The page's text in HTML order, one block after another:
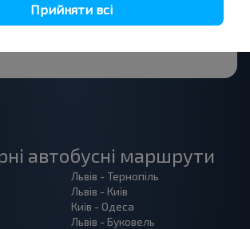
Підписатися
автобусні маршрути
Львів - Тернопіль
Львів - Київ
Київ - Одеса
Львів - Буковель
Прийняти всі